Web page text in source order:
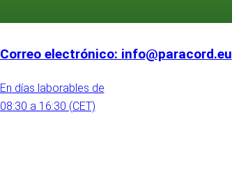
Correo electrónico: info@paracord.eu
En días laborables de
08:30 a 16:30 (CET)